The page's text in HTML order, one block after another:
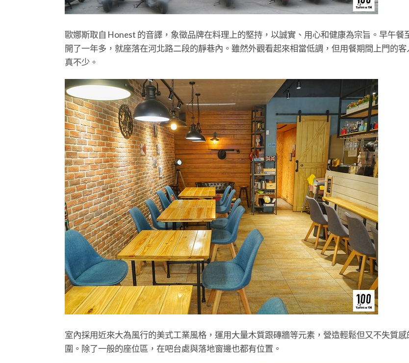
歐娜斯取自 Honest 的音譯，象徵品牌在料理上的堅持，以誠實、用心和健康為宗旨。早午餐
開了一年多，就座落在河北路二段的靜巷內。雖然外觀看起來相當低調，但用餐期間上門的客
真不少。
室內採用近來大為風行的美式工業風格，運用大量木質跟磚牆等元素，營造輕鬆但又不失質感
圍。除了一般的座位區，在吧台處與落地窗邊也都有位置。